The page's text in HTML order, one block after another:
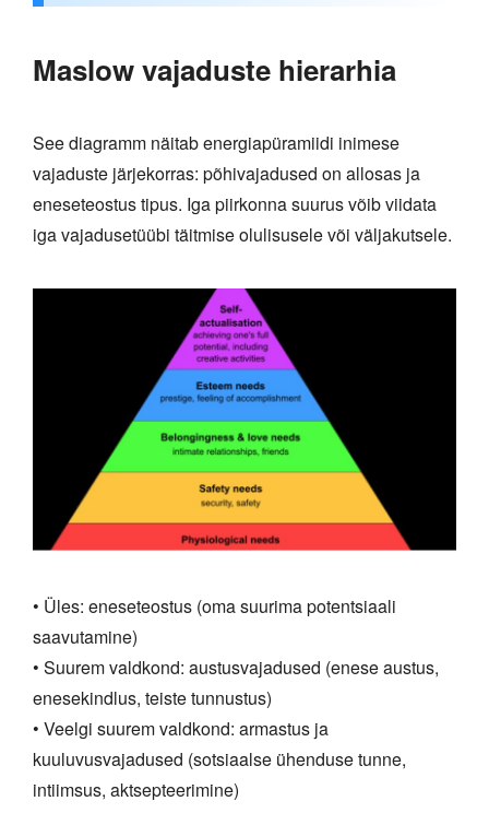
Maslow vajaduste hierarhia
See diagramm näitab energiapüramiidi inimese
vajaduste järjekorras: põhivajadused on allosas ja
eneseteostus tipus. Iga piirkonna suurus võib viidata
iga vajadusetüübi täitmise olulisusele või väljakutsele.
• Üles: eneseteostus (oma suurima potentsiaali
saavutamine)
• Suurem valdkond: austusvajadused (enese austus,
enesekindlus, teiste tunnustus)
• Veelgi suurem valdkond: armastus ja
kuuluvusvajadused (sotsiaalse ühenduse tunne,
intiimsus, aktsepteerimine)